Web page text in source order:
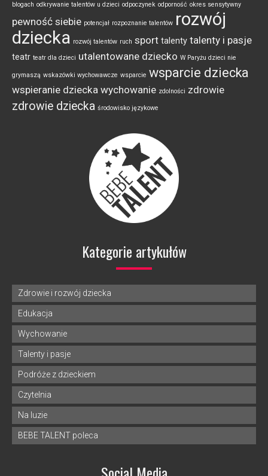
blogach odkrywanie talentów u dzieci odpoczynek odporność okres sensytywny
pewność siebie potencjał rozpoznanie talentów rozwój
dziecka rozwój talentów ruch sport talenty talenty i pasje
teatr teatr dla dzieci utalentowane dziecko W Paryżu dzieci nie
grymaszą wskazówki wychowawcze wsparcie wsparcie dziecka
wspieranie dziecka wychowanie zdolności zdrowie
zdrowie dziecka środowisko językowe
Kategorie artykułów
Zdrowie i rozwój dziecka
Edukacja
Wychowanie
Talenty i pasje
Podróże z dzieckiem
Czytelnia
Na luzie
BEBE TALENT poleca